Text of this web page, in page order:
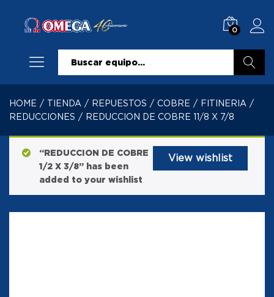
0
HOME / TIENDA / REPUESTOS / COBRE / FITINERIA /
REDUCCIONES / REDUCCION DE COBRE 11/8 X 7/8
View wishlist
“REDUCCION DE COBRE
1/2 X 3/8” has been
added to your wishlist